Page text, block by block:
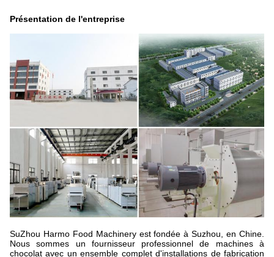
Présentation de l'entreprise
SuZhou Harmo Food Machinery est fondée à Suzhou, en Chine.
Nous sommes un fournisseur professionnel de machines à
chocolat avec un ensemble complet d'installations de fabrication